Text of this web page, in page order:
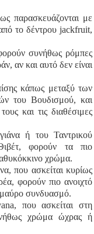
παρασκευάζονται με
το δέντρου jackfruit,
συνήθως ρόμπες
αν και αυτό δεν είναι
κάπως μεταξύ των
του Βουδισμού, και
και τις διαθέσιμες
ή του Ταντρικού
φορούν τα πιο
χρώμα.
που ασκείται κυρίως
φορούν πιο ανοιχτό
συνδυασμό.
που ασκείται στη
χρώμα ώχρας ή